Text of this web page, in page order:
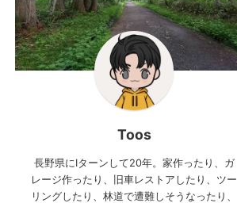
Toos
長野県にIターンして20年。家作ったり、ガ
レージ作ったり、旧車レストアしたり、ツー
リングしたり、林道で遭難しそうなったり、